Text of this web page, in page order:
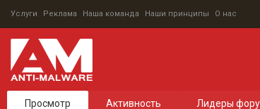
Услуги Реклама Наша команда Наши принципы О нас
Просмотр Активность Лидеры